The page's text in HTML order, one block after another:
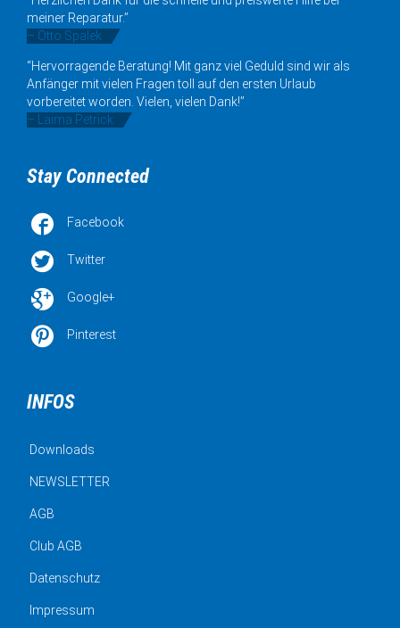
meiner Reparatur.”
– Otto Spalek
“Hervorragende Beratung! Mit ganz viel Geduld sind wir als
Anfänger mit vielen Fragen toll auf den ersten Urlaub
vorbereitet worden. Vielen, vielen Dank!”
– Laima Petrick
Stay Connected
 Facebook
 Twitter
 Google+
 Pinterest
INFOS
Downloads
NEWSLETTER
AGB
Club AGB
Datenschutz
Impressum